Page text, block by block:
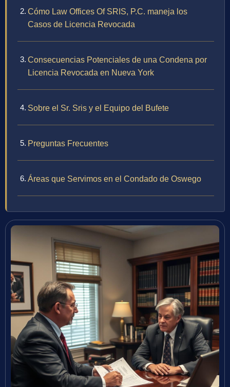
Cómo Law Offices Of SRIS, P.C. maneja los
Casos de Licencia Revocada
Consecuencias Potenciales de una Condena por
Licencia Revocada en Nueva York
Sobre el Sr. Sris y el Equipo del Bufete
Preguntas Frecuentes
Áreas que Servimos en el Condado de Oswego